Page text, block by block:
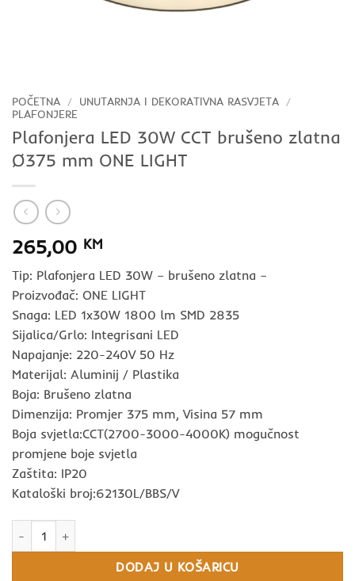
POČETNA / UNUTARNJA I DEKORATIVNA RASVJETA /
PLAFONJERE
Plafonjera LED 30W CCT brušeno zlatna
Ø375 mm ONE LIGHT
265,00 KM
Tip: Plafonjera LED 30W – brušeno zlatna –
Proizvođač: ONE LIGHT
Snaga: LED 1x30W 1800 lm SMD 2835
Sijalica/Grlo: Integrisani LED
Napajanje: 220-240V 50 Hz
Materijal: Aluminij / Plastika
Boja: Brušeno zlatna
Dimenzija: Promjer 375 mm, Visina 57 mm
Boja svjetla:CCT(2700-3000-4000K) mogučnost
promjene boje svjetla
Zaštita: IP20
Kataloški broj:62130L/BBS/V
DODAJ U KOŠARICU